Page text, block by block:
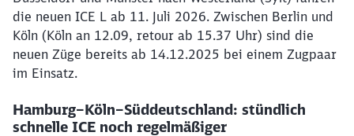
die neuen ICE L ab 11. Juli 2026. Zwischen Berlin und
Köln (Köln an 12.09, retour ab 15.37 Uhr) sind die
neuen Züge bereits ab 14.12.2025 bei einem Zugpaar
im Einsatz.
Hamburg–Köln–Süddeutschland: stündlich
schnelle ICE noch regelmäßiger